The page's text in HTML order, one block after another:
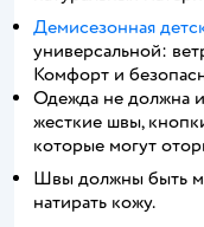
Демисезонная
универсальной:
Комфорт и
Одежда не должна
жесткие швы,
которые могут
Швы должны быть
натирать кожу.